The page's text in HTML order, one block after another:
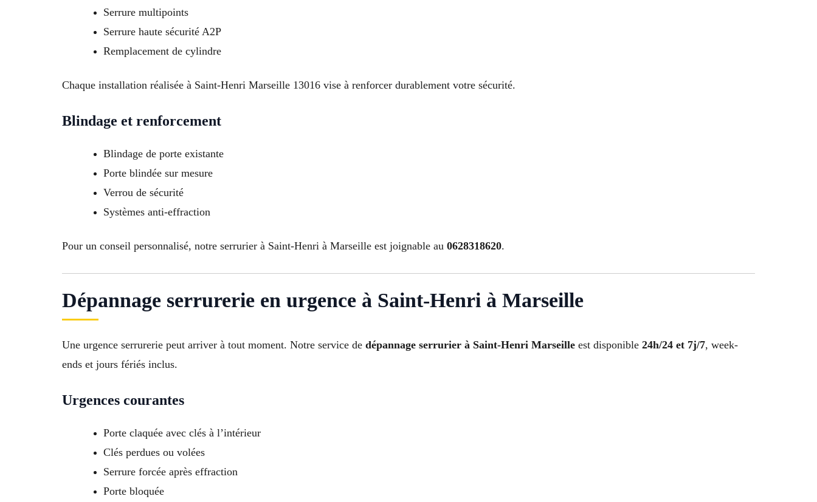
Serrure multipoints
Serrure haute sécurité A2P
Remplacement de cylindre
Chaque installation réalisée à Saint-Henri Marseille 13016 vise à renforcer durablement votre sécurité.
Blindage et renforcement
Blindage de porte existante
Porte blindée sur mesure
Verrou de sécurité
Systèmes anti-effraction
Pour un conseil personnalisé, notre serrurier à Saint-Henri à Marseille est joignable au 0628318620.
Dépannage serrurerie en urgence à Saint-Henri à Marseille
Une urgence serrurerie peut arriver à tout moment. Notre service de dépannage serrurier à Saint-Henri Marseille est disponible 24h/24 et 7j/7, week-
ends et jours fériés inclus.
Urgences courantes
Porte claquée avec clés à l’intérieur
Clés perdues ou volées
Serrure forcée après effraction
Porte bloquée